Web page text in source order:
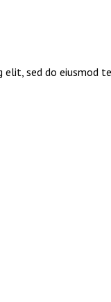
sed do eiusmod